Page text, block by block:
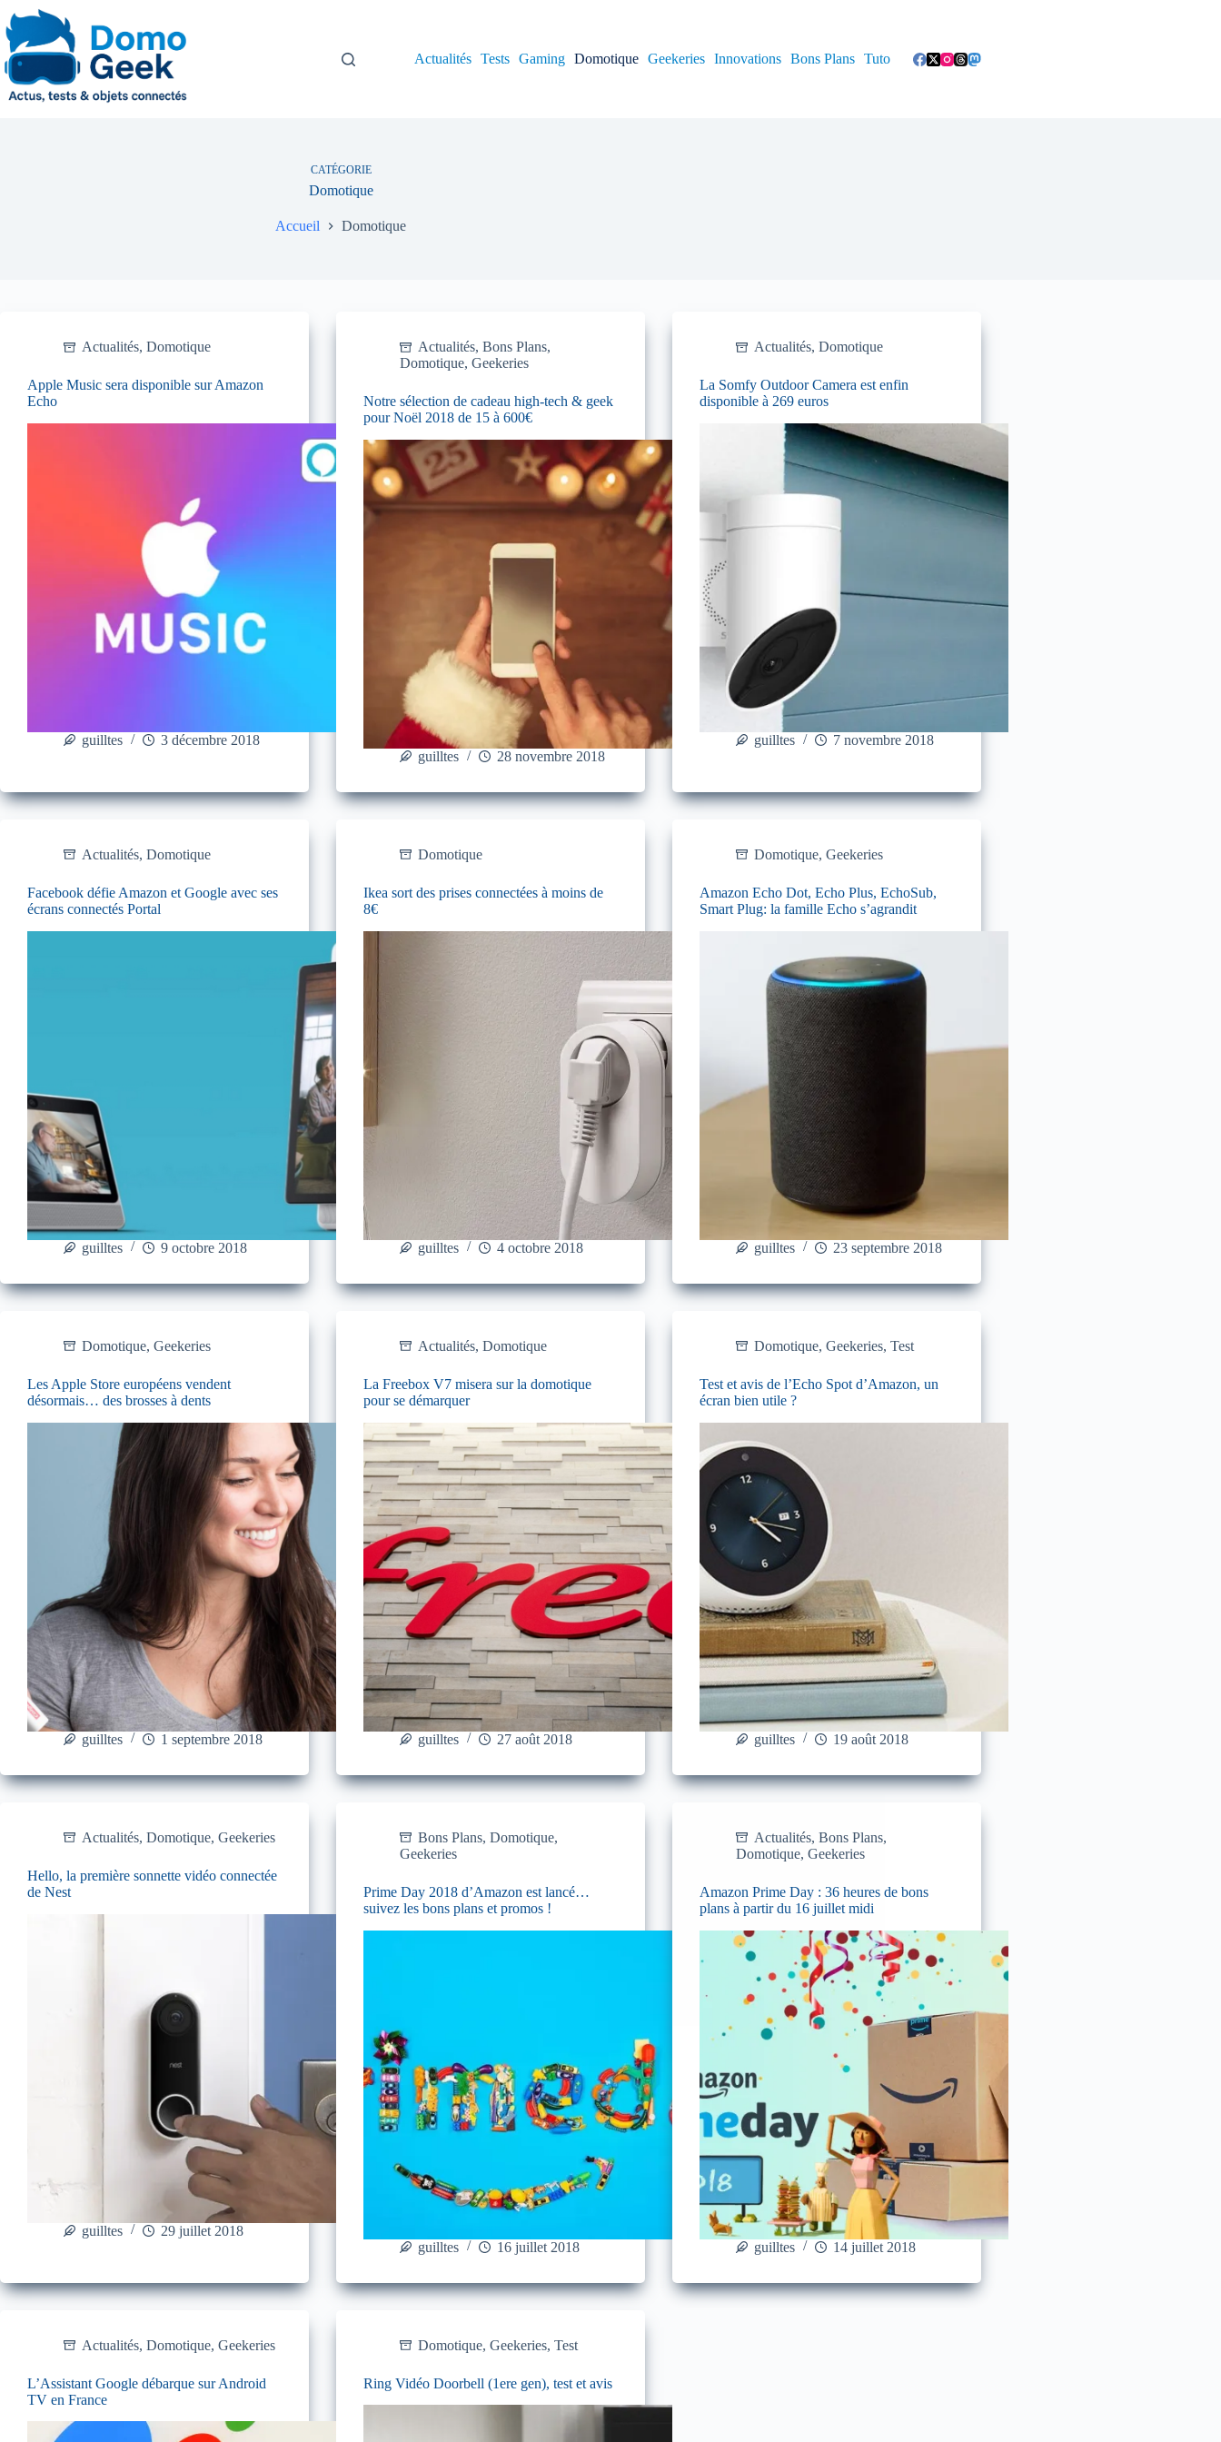
au
contenu
Actualités Tests Gaming Domotique Geekeries Innovations Bons Plans Tuto
CATÉGORIE
Domotique
Accueil Domotique
Actualités, Domotique
Apple Music sera disponible sur Amazon
Echo
guilltes 3 décembre 2018
Actualités, Bons Plans,
Domotique, Geekeries
Notre sélection de cadeau high-tech & geek
pour Noël 2018 de 15 à 600€
guilltes 28 novembre 2018
Actualités, Domotique
La Somfy Outdoor Camera est enfin
disponible à 269 euros
guilltes 7 novembre 2018
Actualités, Domotique
Facebook défie Amazon et Google avec ses
écrans connectés Portal
guilltes 9 octobre 2018
Domotique
Ikea sort des prises connectées à moins de
8€
guilltes 4 octobre 2018
Domotique, Geekeries
Amazon Echo Dot, Echo Plus, EchoSub,
Smart Plug: la famille Echo s’agrandit
guilltes 23 septembre 2018
Domotique, Geekeries
Les Apple Store européens vendent
désormais… des brosses à dents
guilltes 1 septembre 2018
Actualités, Domotique
La Freebox V7 misera sur la domotique
pour se démarquer
guilltes 27 août 2018
Domotique, Geekeries, Test
Test et avis de l’Echo Spot d’Amazon, un
écran bien utile ?
guilltes 19 août 2018
Actualités, Domotique, Geekeries
Hello, la première sonnette vidéo connectée
de Nest
guilltes 29 juillet 2018
Bons Plans, Domotique,
Geekeries
Prime Day 2018 d’Amazon est lancé…
suivez les bons plans et promos !
guilltes 16 juillet 2018
Actualités, Bons Plans,
Domotique, Geekeries
Amazon Prime Day : 36 heures de bons
plans à partir du 16 juillet midi
guilltes 14 juillet 2018
Actualités, Domotique, Geekeries
L’Assistant Google débarque sur Android
TV en France
Domotique, Geekeries, Test
Ring Vidéo Doorbell (1ere gen), test et avis